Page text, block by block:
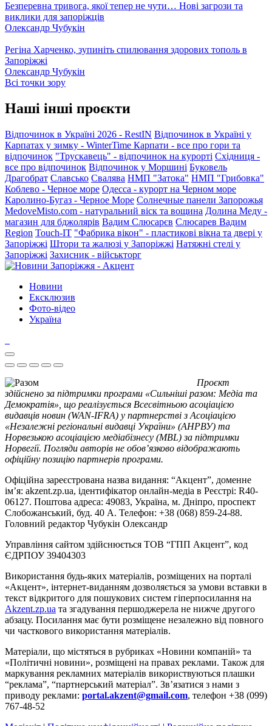
Безперевна тривога, якої тепер не чути… Нові загрози та
виклики для запоріжців
Олександр Чубукін
Регіна Харченко, зупиніть спилювання здорових тополь в
Запоріжжі
Олександр Чубукін
Всі точки зору
Наші інші проєкти
Відпочинок в Україні 2026 - RestIN Відпочинок в Україні у
Карпатах у зимку - WinterTime Карпати - все про гори та
відпочинок "Трускавець" - відпочинок на курорті Східниця -
все про відпочинок Відпочинок у Моршині Буковель
Драгобрат Славсько Свалява НМП "Затока" НМП "Грибовка"
Коблево - Черное море Одесса - курорт на Черном море
Каролино-Бугаз - Черное Море Солнечные панели Запорожья
MedoveMisto.com - натуральний віск та вощина Долина Меду -
магазин для бджолярів Вадим Слюсарєв Слюсарев Вадим
Region Touch-IT "Фабрика вікон" - пластикові вікна та двері у
Запоріжжі Штори та жалюзі у Запоріжжі Натяжні стелі у
Запоріжжі Захисник - військторг
Новини
Ексклюзив
Фото-відео
Україна
Проєкт
здійснено за підтримки програми «Сильніші разом: Медіа та
Демократія», що реалізується Всесвітньою асоціацією
видавців новин (WAN-IFRA) у партнерстві з Асоціацією
«Незалежні регіональні видавці України» (АНРВУ) та
Норвезькою асоціацією медіабізнесу (MBL) за підтримки
Норвегії. Погляди авторів не обов’язково відображають
офіційну позицію партнерів програми.
Офіційна зареєстрована назва видання: “Акцент”, доменне
ім’я: akzent.zp.ua, ідентифікатор онлайн-медіа в Реєстрі: R40-
06127. Поштова адреса: 49083, Україна, м. Дніпро, проспект
Слобожанський, буд. 40 А. Телефон: +38 (068) 859-24-88.
Головний редактор Чубукін Олександр
Управління сайтом здійснюється ТОВ “ГПП Акцент”, код
ЄДРПОУ 39404303
Використання будь-яких матеріалів, розміщених на порталі
«Акцент», інтернет-виданням дозволяється за умови вставки в
текст відкритого для пошукових систем гіперпосилання на
Akzent.zp.ua та згадування першоджерела не нижче другого
абзацу. Посилання має бути розміщене незалежно від повного
чи часткового використання матеріалів.
Матеріали, що містяться в рубриках «Новини компаній» та
«Політичні новини», розміщені на правах реклами. Також для
маркування рекламних матеріалів використвуються плашки
“реклама”, “партнерський матеріал”. Зв’язатися з нами з
приводу реклами: portal.akzent@gmail.com, телефон +38 (099)
767-48-52